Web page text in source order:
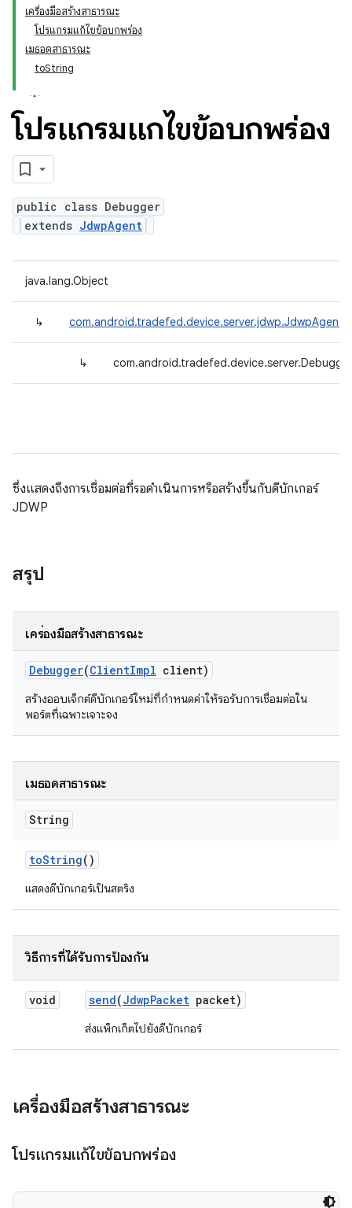
เครื่องมือสร้างสาธารณะ
โปรแกรมแก้ไขข้อบกพร่อง
เมธอดสาธารณะ
toString
โปรแกรมแก้ไขข้อบกพร่อง
public class Debugger
extends JdwpAgent
java.lang.Object
↳ com.android.tradefed.device.server.jdwp.JdwpAgent
↳ com.android.tradefed.device.server.Debugger
ซึ่งแสดงถึงการเชื่อมต่อที่รอดำเนินการหรือสร้างขึ้นกับดีบักเกอร์
JDWP
สรุป
เครื่องมือสร้างสาธารณะ
Debugger(ClientImpl client)
สร้างออบเจ็กต์ดีบักเกอร์ใหม่ที่กำหนดค่าให้รอรับการเชื่อมต่อใน
พอร์ตที่เฉพาะเจาะจง
เมธอดสาธารณะ
String
toString()
แสดงดีบักเกอร์เป็นสตริง
วิธีการที่ได้รับการป้องกัน
void send(JdwpPacket packet)
ส่งแพ็กเก็ตไปยังดีบักเกอร์
เครื่องมือสร้างสาธารณะ
โปรแกรมแก้ไขข้อบกพร่อง